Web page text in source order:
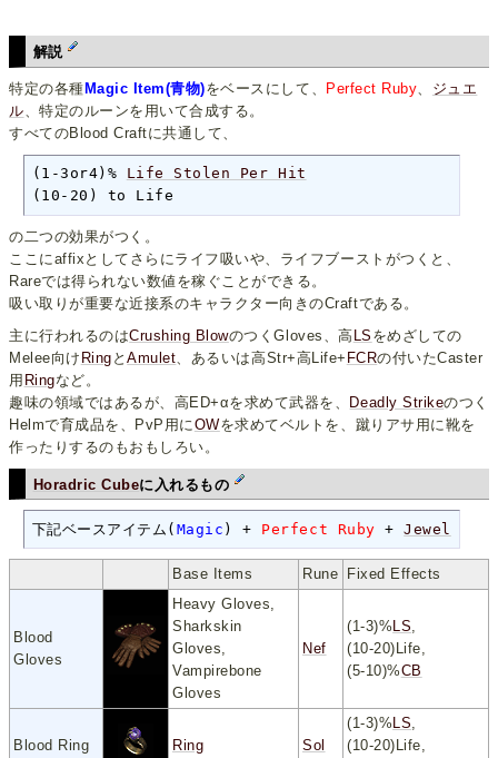
解説
特定の各種Magic Item(青物)をベースにして、 Perfect Ruby
ジュエ
ル 、特定のルーンを用いて合成する。
すべてのBlood Craftに共通して、
(1-3or4)% Life Stolen Per Hit
(10-20) to Life
の二つの効果がつく。
ここにaffixとしてさらにライフ吸いや、ライフブーストがつくと、
Rareでは得られない数値を稼ぐことができる。
吸い取りが重要な近接系のキャラクター向きのCraftである。
主に行われるのはCrushing BlowのつくGloves、高 LS をめざしての
Melee向け Ring とAmulet 、あるいは高Str+高Life+ FCRの付いたCaster
用 Ringなど。
趣味の領域ではあるが、高ED+αを求めて武器を、
Deadly Strikeのつく
Helmで育成品を、PvP用に OWを求めてベルトを、蹴りアサ用に靴を
作ったりするのもおもしろい。
Horadric Cubeに入れるもの
下記ベースアイテム( Magic ) + Perfect Ruby + Jewel
Base Items Rune Fixed Effects
Blood
Gloves
Heavy Gloves,
Sharkskin
Gloves,
Vampirebone
Gloves
Nef
(1-3)% LS,
(10-20)Life,
(5-10)%CB
Blood Ring Ring Sol
(1-3)% LS,
(10-20)Life,